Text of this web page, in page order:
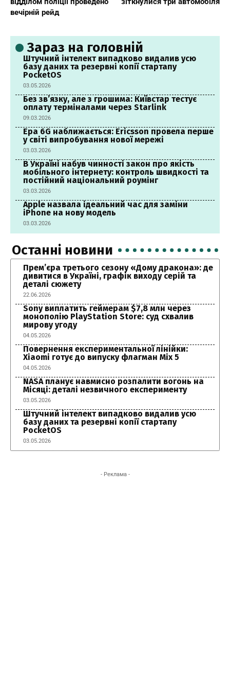
вечірній рейд
Зараз на головній
Штучний інтелект випадково видалив усю
базу даних та резервні копії стартапу
PocketOS
03.05.2026
Без зв’язку, але з грошима: Київстар тестує
оплату терміналами через Starlink
09.03.2026
Ера 6G наближається: Ericsson провела перше
у світі випробування нової мережі
03.03.2026
В Україні набув чинності закон про якість
мобільного інтернету: контроль швидкості та
постійний національний роумінг
03.03.2026
Apple назвала ідеальний час для заміни
iPhone на нову модель
03.03.2026
Останні новини
Прем’єра третього сезону «Дому дракона»: де
дивитися в Україні, графік виходу серій та
деталі сюжету
22.06.2026
Sony виплатить геймерам $7,8 млн через
монополію PlayStation Store: суд схвалив
мирову угоду
04.05.2026
Повернення експериментальної лінійки:
Xiaomi готує до випуску флагман Mix 5
04.05.2026
NASA планує навмисно розпалити вогонь на
Місяці: деталі незвичного експерименту
03.05.2026
Штучний інтелект випадково видалив усю
базу даних та резервні копії стартапу
PocketOS
03.05.2026
- Реклама -